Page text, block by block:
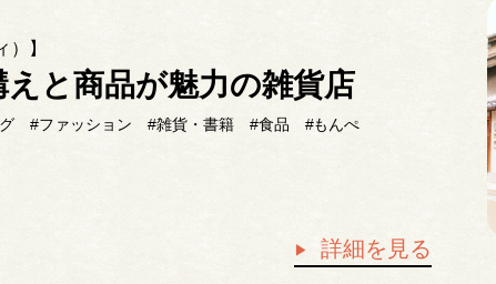
）】
と商品が魅力の雑貨店
#ファッション #雑貨・書籍 #食品
#もんぺ
詳細を見る